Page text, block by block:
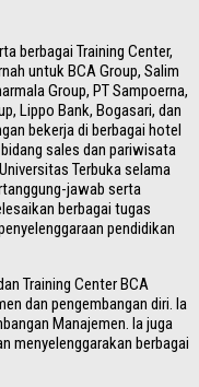
berbagai Training Center,
untuk BCA Group, Salim
Group, PT Sampoerna,
Lippo Bank, Bogasari, dan
bekerja di berbagai hotel
sales dan pariwisata
Terbuka selama
jawab serta
berbagai tugas
pendidikan
Training Center BCA
dan pengembangan diri. Ia
Manajemen. Ia juga
menyelenggarakan berbagai